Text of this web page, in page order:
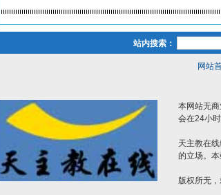
站内搜索：
网站
本网站无
会在24小时
天主教在
的立场。
版权所无